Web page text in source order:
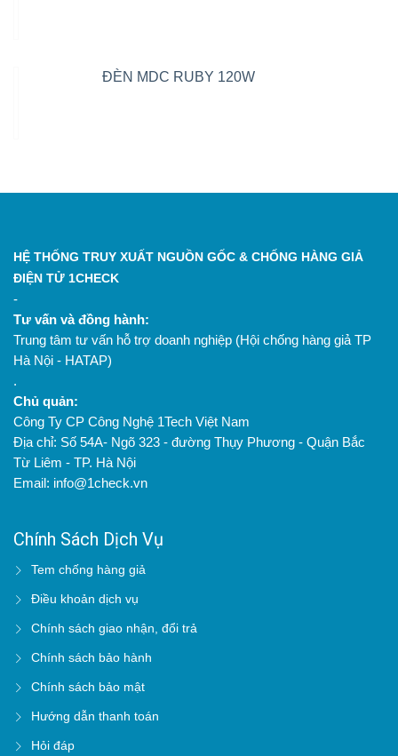
ĐÈN MDC RUBY 120W
HỆ THỐNG TRUY XUẤT NGUỒN GỐC & CHỐNG HÀNG GIẢ
ĐIỆN TỬ 1CHECK
-
Tư vấn và đồng hành:
Trung tâm tư vấn hỗ trợ doanh nghiệp (Hội chống hàng giả TP
Hà Nội - HATAP)
.
Chủ quản:
Công Ty CP Công Nghệ 1Tech Việt Nam
Địa chỉ: Số 54A- Ngõ 323 - đường Thụy Phương - Quận Bắc
Từ Liêm - TP. Hà Nội
Email: info@1check.vn
Chính Sách Dịch Vụ
Tem chống hàng giả
Điều khoản dịch vụ
Chính sách giao nhận, đổi trả
Chính sách bảo hành
Chính sách bảo mật
Hướng dẫn thanh toán
Hỏi đáp